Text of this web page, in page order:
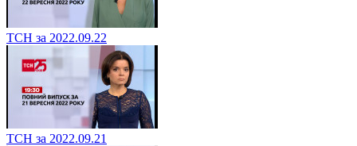
ТСН за 2022.09.22
ТСН за 2022.09.21